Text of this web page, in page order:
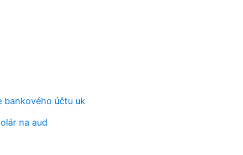
bankového účtu uk
na aud